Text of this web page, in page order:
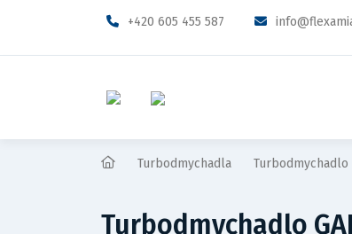
+420 605 455 587
Turbodmychadla Turbodmychadlo
Turbodmychadlo